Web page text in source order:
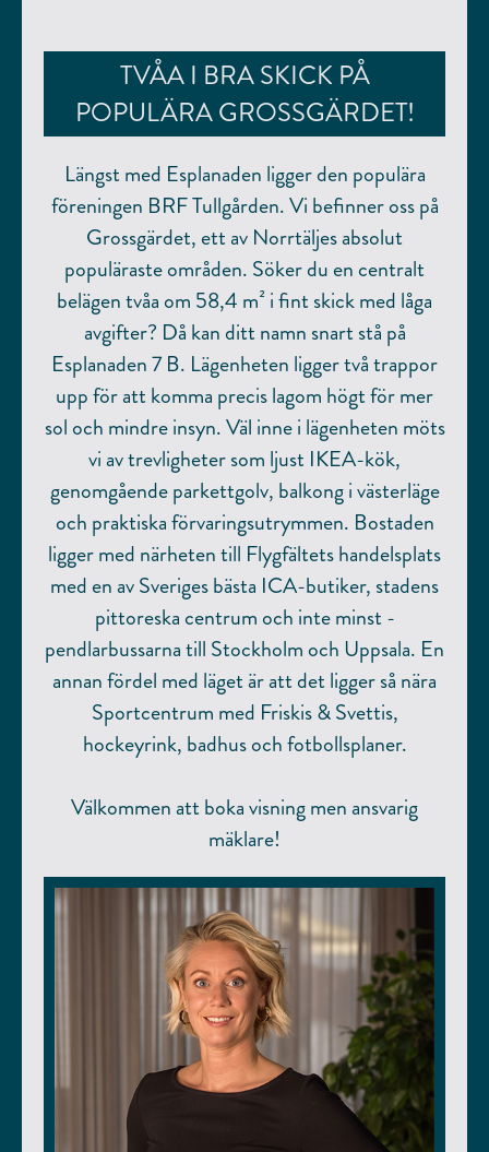
TVÅA I BRA SKICK PÅ
POPULÄRA GROSSGÄRDET!
Längst med Esplanaden ligger den populära
föreningen BRF Tullgården. Vi befinner oss på
Grossgärdet, ett av Norrtäljes absolut
populäraste områden. Söker du en centralt
belägen tvåa om 58,4 m² i fint skick med låga
avgifter? Då kan ditt namn snart stå på
Esplanaden 7 B. Lägenheten ligger två trappor
upp för att komma precis lagom högt för mer
sol och mindre insyn. Väl inne i lägenheten möts
vi av trevligheter som ljust IKEA-kök,
genomgående parkettgolv, balkong i västerläge
och praktiska förvaringsutrymmen. Bostaden
ligger med närheten till Flygfältets handelsplats
med en av Sveriges bästa ICA-butiker, stadens
pittoreska centrum och inte minst -
pendlarbussarna till Stockholm och Uppsala. En
annan fördel med läget är att det ligger så nära
Sportcentrum med Friskis & Svettis,
hockeyrink, badhus och fotbollsplaner.
Välkommen att boka visning men ansvarig
mäklare!